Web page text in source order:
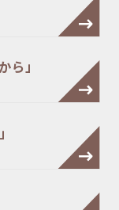
」